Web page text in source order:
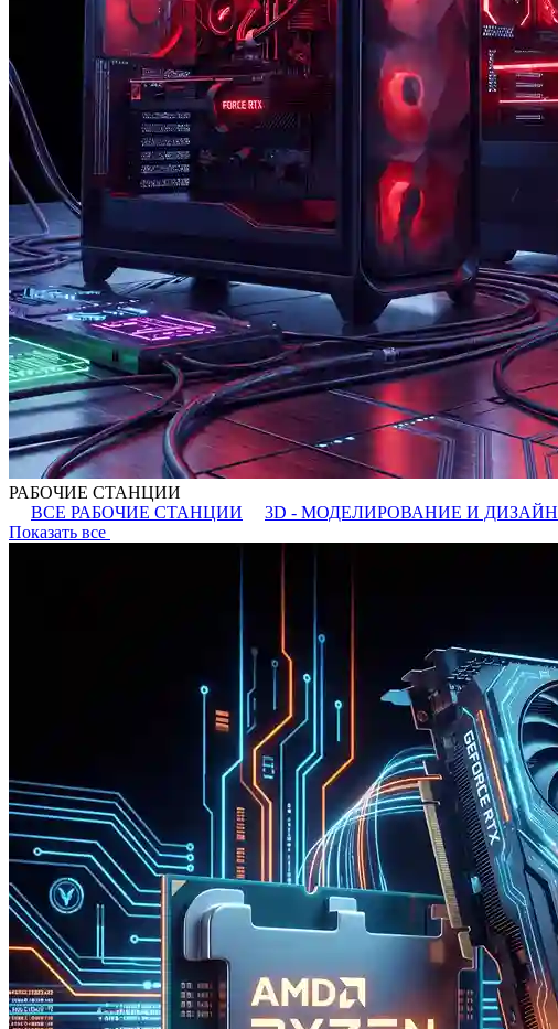
РАБОЧИЕ СТАНЦИИ
ВСЕ РАБОЧИЕ СТАНЦИИ
3D - МОДЕЛИРОВАНИЕ И ДИЗАЙН
Показать все